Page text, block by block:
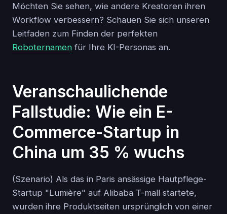
Möchten Sie sehen, wie andere Kreatoren ihren
Workflow verbessern? Schauen Sie sich unseren
Leitfaden zum Finden der perfekten
Roboternamen für Ihre KI-Personas an.
Veranschaulichende
Fallstudie: Wie ein E-
Commerce-Startup in
China um 35 % wuchs
(Szenario) Als das in Paris ansässige Hautpflege-
Startup "Lumière" auf Alibaba T-mall startete,
wurden ihre Produktseiten ursprünglich von einer